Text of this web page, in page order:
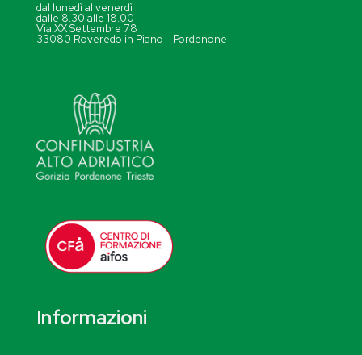
dal lunedì al venerdì
dalle 8.30 alle 18.00
Via XX Settembre 78
33080 Roveredo in Piano - Pordenone
Informazioni